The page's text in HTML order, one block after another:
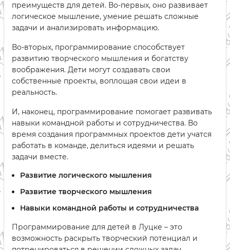
преимуществ для детей. Во-первых, оно развивает
логическое мышление, умение решать сложные
задачи и анализировать информацию.
Во-вторых, программирование способствует
развитию творческого мышления и богатству
воображения. Дети могут создавать свои
собственные проекты, воплощая свои идеи в
реальность.
И, наконец, программирование помогает развивать
навыки командной работы и сотрудничества. Во
время создания программных проектов дети учатся
работать в команде, делиться идеями и решать
задачи вместе.
Развитие логического мышления
Развитие творческого мышления
Навыки командной работы и сотрудничества
Программирование для детей в Луцке – это
возможность раскрыть творческий потенциал и